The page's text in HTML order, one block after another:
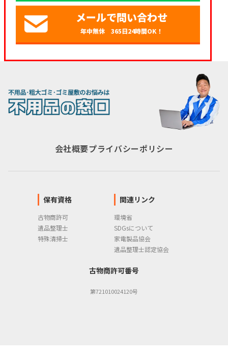
メールで問い合わせ
年中無休 365日24時間OK！
会社概要プライバシーポリシー
保有資格
古物商許可
遺品整理士
特殊清掃士
関連リンク
環境省
SDGsについて
家電製品協会
遺品整理士認定協会
古物商許可番号
第721010024120号